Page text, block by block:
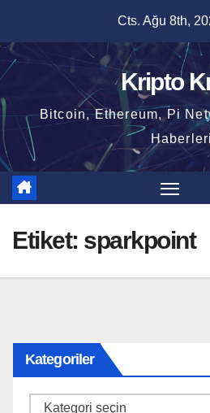
content
Cts. Ağu 8th,
Kripto
Bitcoin, Ethereum, Pi
Etiket: sparkpoint
Kategoriler
Kategoriler